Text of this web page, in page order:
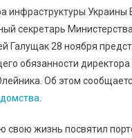
инфраструктуры Украины
секретарь Министерства
Галущак 28 ноября
обязанности
Об этом
свою жизнь посвятил